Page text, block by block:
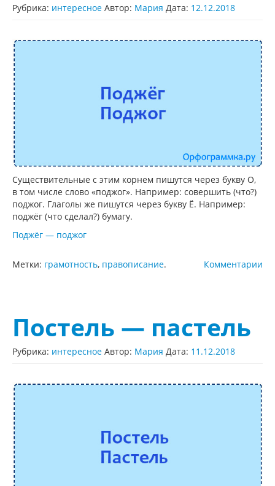
Рубрика: интересное Автор: Мария Дата: 12.12.2018
Существительные с этим корнем пишутся через букву О,
в том числе слово «поджог». Например: совершить (что?)
поджог. Глаголы же пишутся через букву Ё. Например:
поджёг (что сделал?) бумагу.
Поджёг — поджог
Комментарии
Метки: грамотность, правописание.
Постель — пастель
Рубрика: интересное Автор: Мария Дата: 11.12.2018